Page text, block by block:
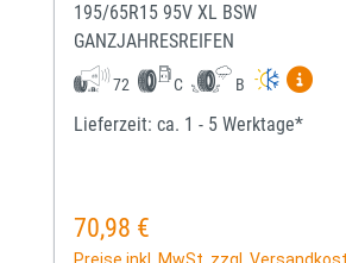
195/65R15 95V XL BSW
GANZJAHRESREIFEN
72 C B
Lieferzeit: ca. 1 - 5 Werktage*
Regulärer Preis:
70,98 €